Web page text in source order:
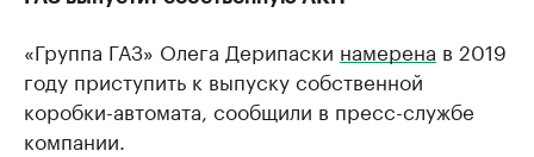
«Группа ГАЗ» Олега Дерипаски намерена в 2019
году приступить к выпуску собственной
коробки-автомата, сообщили в пресс-службе
компании.